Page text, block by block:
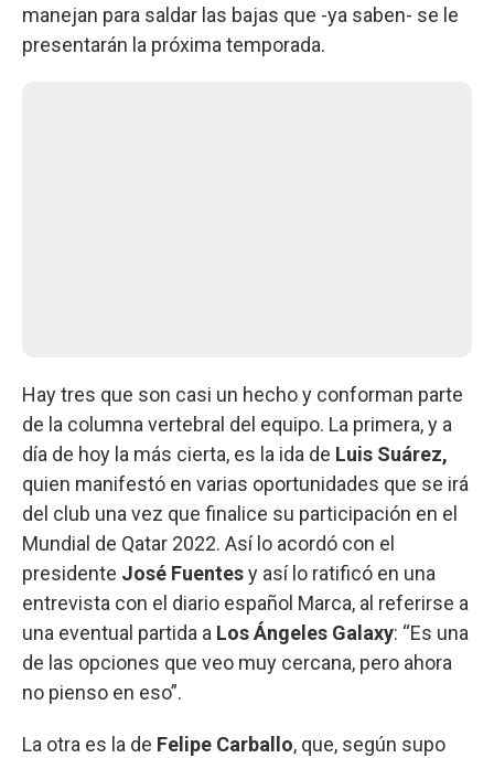
manejan para saldar las bajas que -ya saben- se le
presentarán la próxima temporada.
Hay tres que son casi un hecho y conforman parte
de la columna vertebral del equipo. La primera, y a
día de hoy la más cierta, es la ida de Luis Suárez,
quien manifestó en varias oportunidades que se irá
del club una vez que finalice su participación en el
Mundial de Qatar 2022. Así lo acordó con el
presidente José Fuentesy así lo ratificó en una
entrevista con el diario español Marca, al referirse a
una eventual partida a Los Ángeles Galaxy: “Es una
de las opciones que veo muy cercana, pero ahora
no pienso en eso”.
La otra es la de Felipe Carballo, que, según supo